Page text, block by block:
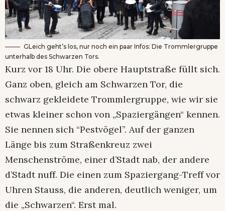
GLeich geht’s los, nur noch ein paar Infos: Die Trommlergruppe
unterhalb des Schwarzen Tors.
Kurz vor 18 Uhr. Die obere Hauptstraße füllt sich.
Ganz oben, gleich am Schwarzen Tor, die
schwarz gekleidete Trommlergruppe, wie wir sie
etwas kleiner schon von „Spaziergängen“ kennen.
Sie nennen sich “Pestvögel”. Auf der ganzen
Länge bis zum Straßenkreuz zwei
Menschenströme, einer d’Stadt nab, der andere
d’Stadt nuff. Die einen zum Spaziergang-Treff vor
Uhren Stauss, die anderen, deutlich weniger, um
die „Schwarzen“. Erst mal.